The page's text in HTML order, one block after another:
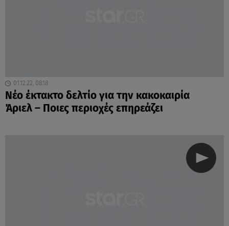
01.12.22, 08:18
Νέο έκτακτο δελτίο για την κακοκαιρία
Άριελ – Ποιες περιοχές επηρεάζει